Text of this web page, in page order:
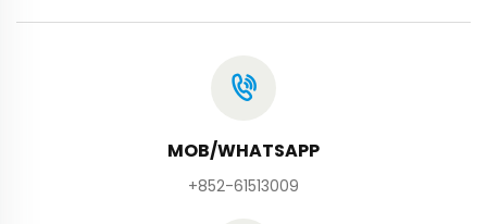
MOB/WHATSAPP
+852-61513009